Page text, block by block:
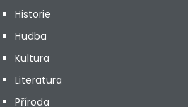
Historie
Hudba
Kultura
Literatura
Příroda